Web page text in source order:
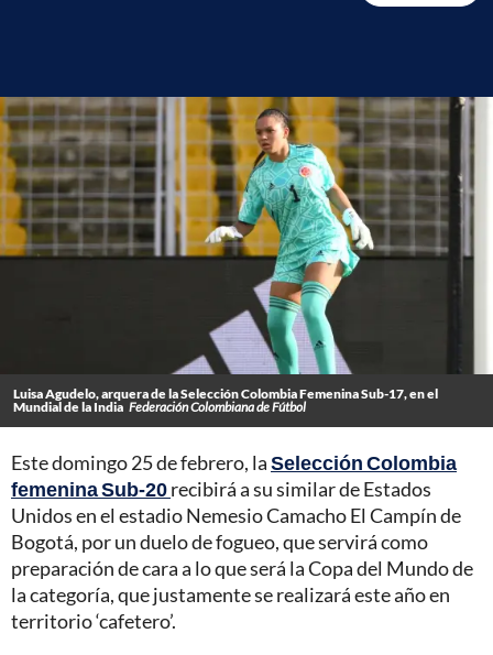
Luisa Agudelo, arquera de la Selección Colombia Femenina Sub-17, en el
Mundial de la India Federación Colombiana de Fútbol
Este domingo 25 de febrero, laSelección Colombia
femenina Sub-20recibirá a su similar de Estados
Unidos en el estadio Nemesio Camacho El Campín de
Bogotá, por un duelo de fogueo, que servirá como
preparación de cara a lo que será la Copa del Mundo de
la categoría, que justamente se realizará este año en
territorio ‘cafetero’.